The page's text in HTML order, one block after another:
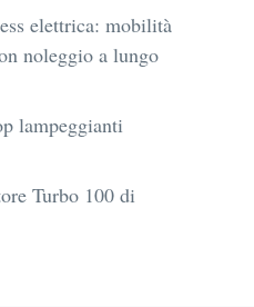
elettrica: mobilità
noleggio a lungo
lampeggianti
Turbo 100 di